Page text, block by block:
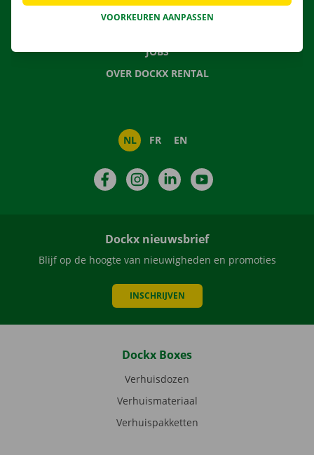
NIEUWS
JOBS
OVER DOCKX RENTAL
NL FR EN
FacebookInstagramLinkedIn
Dockx nieuwsbrief
Blijf op de hoogte van nieuwigheden en promoties
INSCHRIJVEN
Dockx Boxes
Verhuisdozen
Verhuismateriaal
Verhuispakketten
VOORKEUREN AANPASSEN